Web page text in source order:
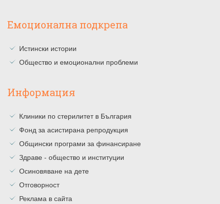
Емоционална подкрепа
Истински истории
Общество и емоционални проблеми
Информация
Клиники по стерилитет в България
Фонд за асистирана репродукция
Общински програми за финансиране
Здраве - общество и институции
Осиновяване на дете
Отговорност
Реклама в сайта